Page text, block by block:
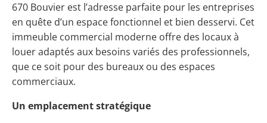
670 Bouvier est l’adresse parfaite pour les entreprises
en quête d’un espace fonctionnel et bien desservi. Cet
immeuble commercial moderne offre des locaux à
louer adaptés aux besoins variés des professionnels,
que ce soit pour des bureaux ou des espaces
commerciaux.
Un emplacement stratégique